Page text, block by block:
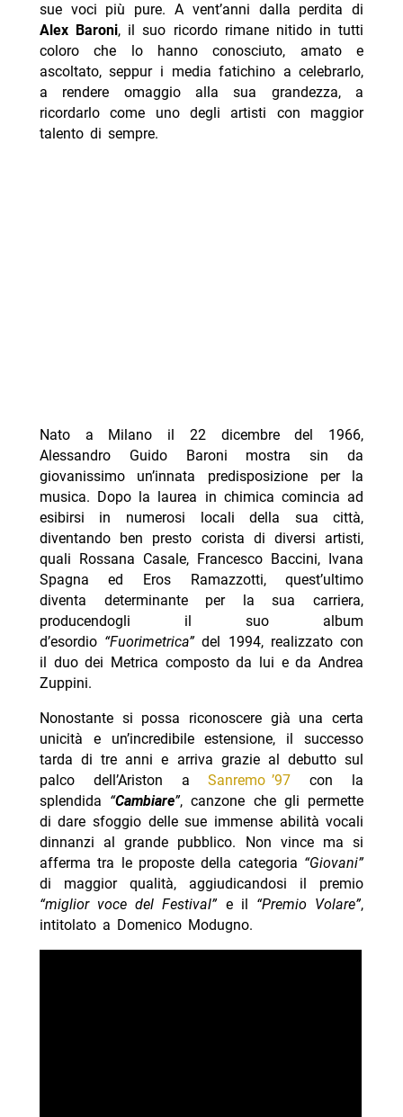
sue voci più pure. A vent’anni dalla perdita di
Alex Baroni, il suo ricordo rimane nitido in tutti
coloro che lo hanno conosciuto, amato e
ascoltato, seppur i media fatichino a celebrarlo,
a rendere omaggio alla sua grandezza, a
ricordarlo come uno degli artisti con maggior
talento di sempre.
Nato a Milano il 22 dicembre del 1966,
Alessandro Guido Baroni mostra sin da
giovanissimo un’innata predisposizione per la
musica. Dopo la laurea in chimica comincia ad
esibirsi in numerosi locali della sua città,
diventando ben presto corista di diversi artisti,
quali Rossana Casale, Francesco Baccini, Ivana
Spagna ed Eros Ramazzotti, quest’ultimo
diventa determinante per la sua carriera,
producendogli il suo album
d’esordio “Fuorimetrica”del 1994, realizzato con
il duo dei Metrica composto da lui e da Andrea
Zuppini.
Nonostante si possa riconoscere già una certa
unicità e un’incredibile estensione, il successo
tarda di tre anni e arriva grazie al debutto sul
palco dell’Ariston aSanremo ’97 con la
splendida “Cambiare”, canzone che gli permette
di dare sfoggio delle sue immense abilità vocali
dinnanzi al grande pubblico. Non vince ma si
afferma tra le proposte della categoria “Giovani”
di maggior qualità, aggiudicandosi il premio
“miglior voce del Festival”e il “Premio Volare”,
intitolato a Domenico Modugno.